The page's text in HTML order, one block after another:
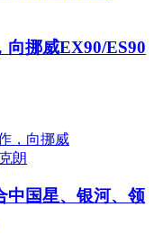
向挪威EX90/ES90
中国星、银河、领